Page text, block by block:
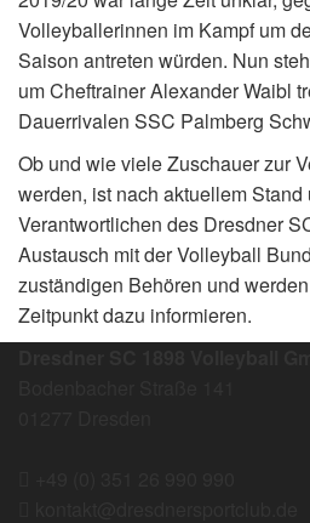
Volleyballerinnen im Kampf um
Saison antreten würden. Nun
um Cheftrainer Alexander Waibl
Dauerrivalen SSC Palmberg
Ob und wie viele Zuschauer zur
werden, ist nach aktuellem Stand
Verantwortlichen des Dresdner
Austausch mit der Volleyball
zuständigen Behören und
Zeitpunkt dazu informieren.